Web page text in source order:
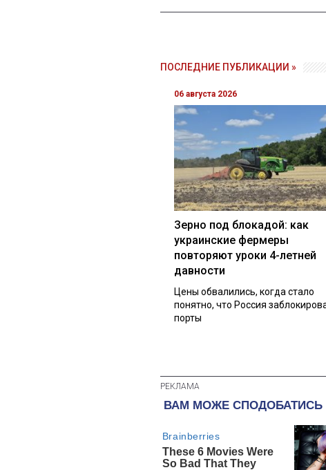
ПОСЛЕДНИЕ ПУБЛИКАЦИИ »
06 августа 2026
Зерно под блокадой: как
украинские фермеры
повторяют уроки 4-летней
давности
Цены обвалились, когда стало
понятно, что Россия
порты